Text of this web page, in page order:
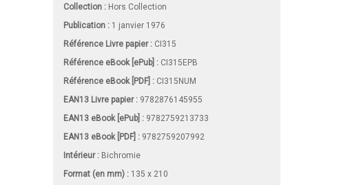
Collection : Hors Collection
Publication : 1 janvier 1976
Référence Livre papier : CI315
Référence eBook [ePub] : CI315EPB
Référence eBook [PDF] : CI315NUM
EAN13 Livre papier : 9782876145955
EAN13 eBook [ePub] : 9782759213733
EAN13 eBook [PDF] : 9782759207992
Intérieur : Bichromie
Format (en mm) : 135 x 210